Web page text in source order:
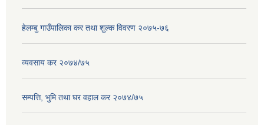
हेलम्बु गाउँपालिका कर तथा शुल्क विवरण २०७५-७६
व्यवसाय कर २०७४/७५
सम्पत्ति, भुमि तथा घर वहाल कर २०७४/७५